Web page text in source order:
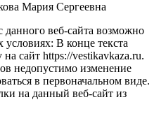
Мария Сергеевна
веб-сайта возможно
В конце текста
сайт https://vestikavkaza.ru.
недопустимо изменение
в первоначальном виде.
на данный веб-сайт из